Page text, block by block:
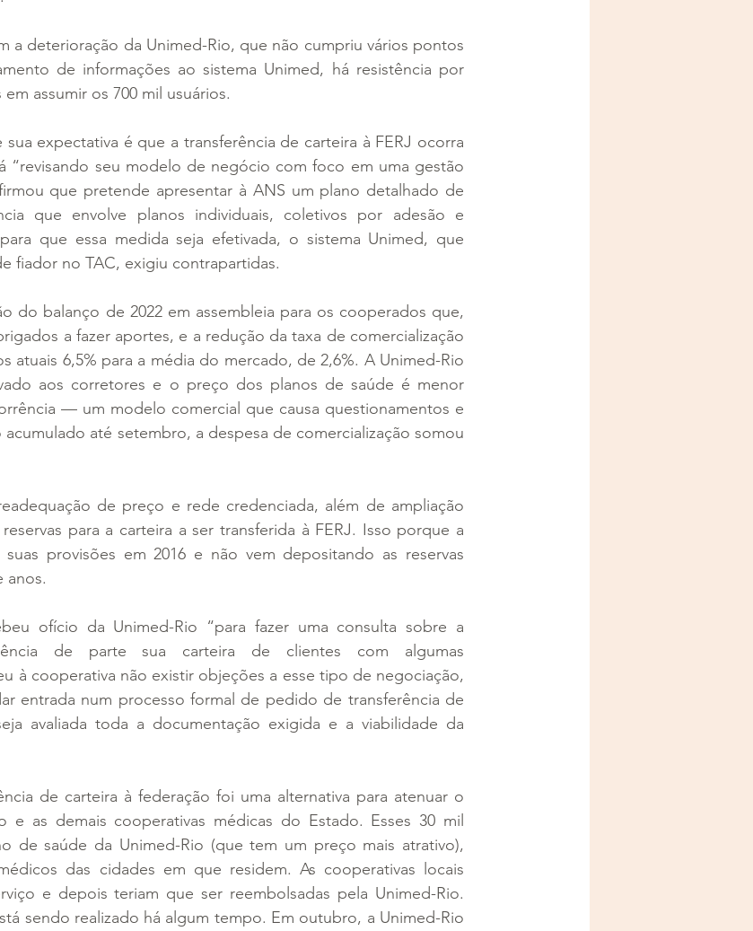
a deterioração da Unimed-Rio, que não cumpriu vários pontos
de informações ao sistema Unimed, há resistência por
assumir os 700 mil usuários.
expectativa é que a transferência de carteira à FERJ ocorra
“revisando seu modelo de negócio com foco em uma gestão
que pretende apresentar à ANS um plano detalhado de
que envolve planos individuais, coletivos por adesão e
que essa medida seja efetivada, o sistema Unimed, que
fiador no TAC, exigiu contrapartidas.
do balanço de 2022 em assembleia para os cooperados que,
a fazer aportes, e a redução da taxa de comercialização
atuais 6,5% para a média do mercado, de 2,6%. A Unimed-Rio
aos corretores e o preço dos planos de saúde é menor
— um modelo comercial que causa questionamentos e
até setembro, a despesa de comercialização somou
de preço e rede credenciada, além de ampliação
para a carteira a ser transferida à FERJ. Isso porque a
provisões em 2016 e não vem depositando as reservas
anos.
ofício da Unimed-Rio “para fazer uma consulta sobre a
de parte sua carteira de clientes com algumas
à cooperativa não existir objeções a esse tipo de negociação,
entrada num processo formal de pedido de transferência de
avaliada toda a documentação exigida e a viabilidade da
de carteira à federação foi uma alternativa para atenuar o
e as demais cooperativas médicas do Estado. Esses 30 mil
de saúde da Unimed-Rio (que tem um preço mais atrativo),
das cidades em que residem. As cooperativas locais
e depois teriam que ser reembolsadas pela Unimed-Rio.
sendo realizado há algum tempo. Em outubro, a Unimed-Rio